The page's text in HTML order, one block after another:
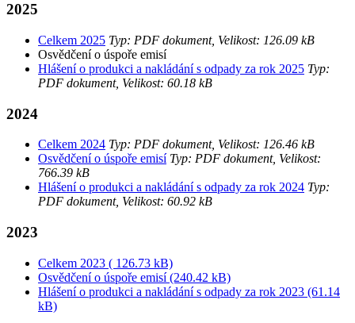
2025
Celkem 2025 Typ: PDF dokument, Velikost: 126.09 kB
Osvědčení o úspoře emisí
Hlášení o produkci a nakládání s odpady za rok 2025 Typ:
PDF dokument, Velikost: 60.18 kB
2024
Celkem 2024 Typ: PDF dokument, Velikost: 126.46 kB
Osvědčení o úspoře emisí Typ: PDF dokument, Velikost:
766.39 kB
Hlášení o produkci a nakládání s odpady za rok 2024 Typ:
PDF dokument, Velikost: 60.92 kB
2023
Celkem 2023 ( 126.73 kB)
Osvědčení o úspoře emisí (240.42 kB)
Hlášení o produkci a nakládání s odpady za rok 2023 (61.14
kB)